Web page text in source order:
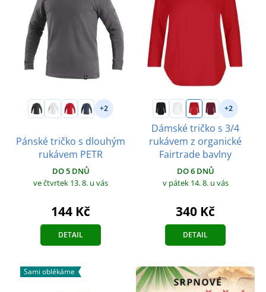
+2
Pánské tričko s dlouhým
rukávem PETR
DO 5 DNŮ
ve čtvrtek 13. 8. u vás
144 Kč
DETAIL
+2
Dámské tričko s 3/4
rukávem z organické
Fairtrade bavlny
DO 6 DNŮ
v pátek 14. 8. u vás
340 Kč
DETAIL
Sami oblékáme